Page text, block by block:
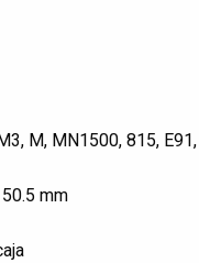
M, MN1500, 815,
mm